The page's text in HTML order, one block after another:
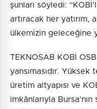
şunları söyledi:
artıracak her yatırım,
ülkemizin geleceğine
TEKNOSAB KOBİ
yansımasıdır. Yüksek
üretim altyapısı ve
imkânlarıyla